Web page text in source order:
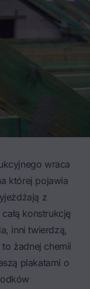
wraca
której pojawia
z
konstrukcję
inni twierdzą,
żadnej chemii
plakatami o